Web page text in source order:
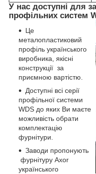
У нас доступні для
профільних систем
Це
металопластиковий
профіль українського
виробника, якісні
конструкції за
приємною вартістю.
Доступні всі серії
профільної системи
WDS до яких Ви маєте
можливість обрати
комплектацію
фурнітури.
Заводи пропонують
фурнітуру Axor
українського